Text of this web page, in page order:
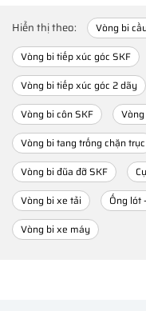
Hiển thị theo: Vòng bi
Vòng bi tiếp xúc góc SKF
Vòng bi tiếp xúc góc 2 dãy
Vòng bi côn SKF
Vòng bi tang trống chặn trục
Vòng bi đũa đỡ SKF
Vòng bi xe tải
Ống lót
Vòng bi xe máy